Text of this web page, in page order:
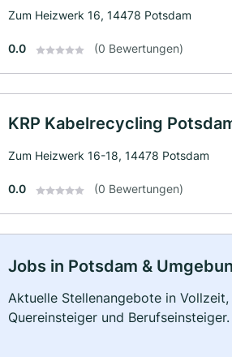
Zum Heizwerk 16, 14478 Potsdam
0.0 (0 Bewertungen)
KRP Kabelrecycling
Zum Heizwerk 16-18, 14478 Potsdam
0.0 (0 Bewertungen)
Jobs in Potsdam &
Aktuelle Stellenangebote in
Quereinsteiger und